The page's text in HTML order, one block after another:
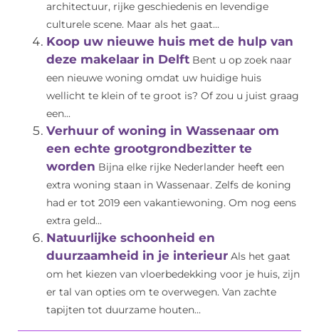
architectuur, rijke geschiedenis en levendige
culturele scene. Maar als het gaat...
Koop uw nieuwe huis met de hulp van
deze makelaar in Delft Bent u op zoek naar
een nieuwe woning omdat uw huidige huis
wellicht te klein of te groot is? Of zou u juist graag
een...
Verhuur of woning in Wassenaar om
een echte grootgrondbezitter te
worden Bijna elke rijke Nederlander heeft een
extra woning staan in Wassenaar. Zelfs de koning
had er tot 2019 een vakantiewoning. Om nog eens
extra geld...
Natuurlijke schoonheid en
duurzaamheid in je interieur Als het gaat
om het kiezen van vloerbedekking voor je huis, zijn
er tal van opties om te overwegen. Van zachte
tapijten tot duurzame houten...